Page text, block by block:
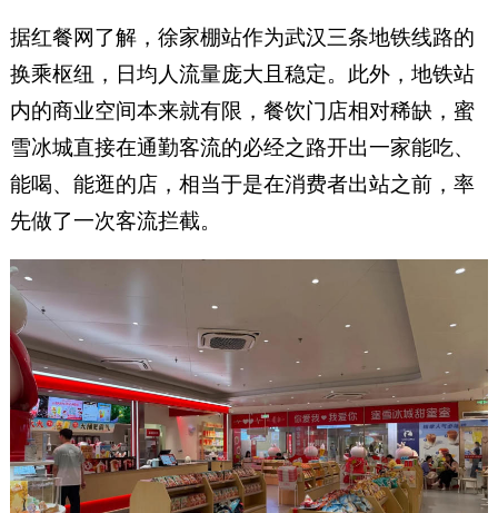
据红餐网了解，徐家棚站作为武汉三条地铁线路的
换乘枢纽，日均人流量庞大且稳定。此外，地铁站
内的商业空间本来就有限，餐饮门店相对稀缺，蜜
雪冰城直接在通勤客流的必经之路开出一家能吃、
能喝、能逛的店，相当于是在消费者出站之前，率
先做了一次客流拦截。